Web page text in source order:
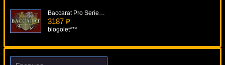
Baccarat Pro Series Table Game
3187 ₽
blogolet***
Bermuda Triangle
617 ₽